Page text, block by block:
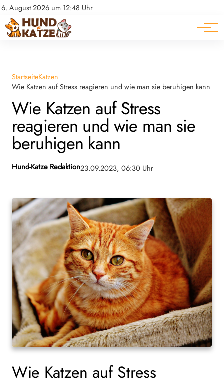
6. August 2026 um 12:48 Uhr
Datenschutz
Impressum
Pferde
Ratgeber
StartseiteKatzen
Wie Katzen auf Stress reagieren und wie man sie beruhigen kann
Wie Katzen auf Stress
reagieren und wie man sie
beruhigen kann
Hund-Katze Redaktion23.09.2023, 06:30 Uhr
Wie Katzen auf Stress